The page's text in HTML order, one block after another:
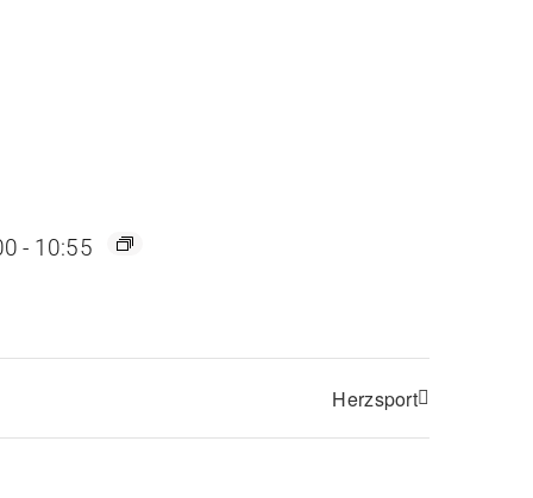
- 10:55
Herzsport